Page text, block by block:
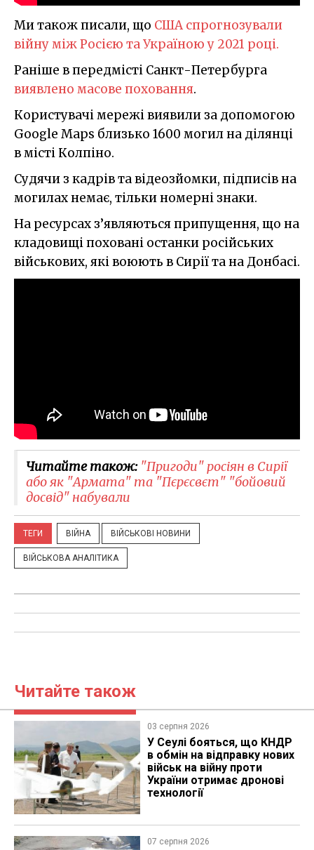
Ми також писали, що CША спрогнозували
війну між Росією та Україною у 2021 році.
Раніше в передмісті Санкт-Петербурга
виявлено масове поховання.
Користувачі мережі виявили за допомогою
Google Maps близько 1600 могил на ділянці
в місті Колпіно.
Судячи з кадрів та відеозйомки, підписів на
могилах немає, тільки номерні знаки.
На ресурсах з’являються припущення, що на
кладовищі поховані останки російських
військових, які воюють в Сирії та на Донбасі.
Читайте також: "Пригоди" росіян в Сирії
або як "Армата" та "Пєрєсвєт" "бойовий
досвід" набували
ТЕГИ ВІЙНА ВІЙСЬКОВІ НОВИНИ
ВІЙСЬКОВА АНАЛІТИКА
Читайте також
03 серпня 2026
У Сеулі бояться, що КНДР
в обмін на відправку нових
військ на війну проти
України отримає дронові
технології
07 серпня 2026